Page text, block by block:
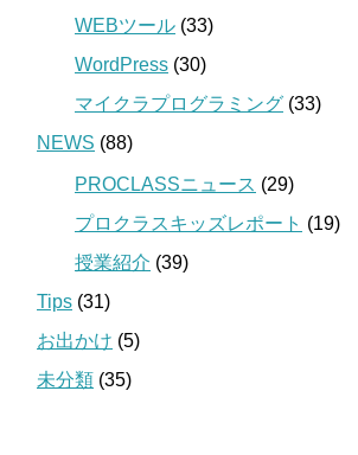
WEBツール (33)
WordPress (30)
マイクラプログラミング (33)
NEWS (88)
PROCLASSニュース (29)
プロクラスキッズレポート (19)
授業紹介 (39)
Tips (31)
お出かけ (5)
未分類 (35)